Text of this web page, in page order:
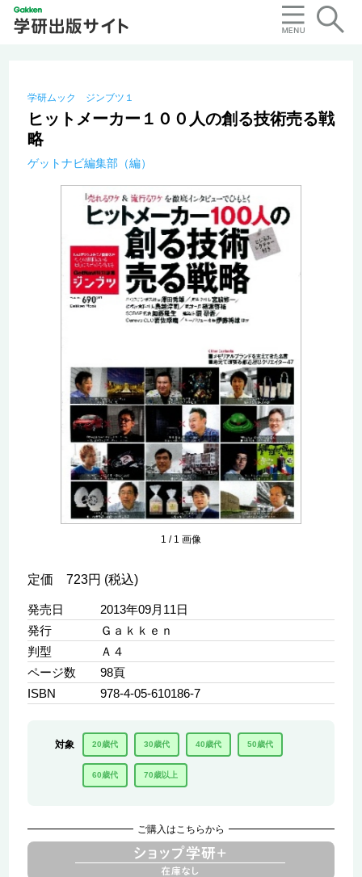
学研ムック ジンブツ１
ヒットメーカー１００人の創る技術売る戦
略
ゲットナビ編集部（編）
1 / 1 画像
定価 723円 (税込)
発売日
2013年09月11日
発行
Ｇａｋｋｅｎ
判型
Ａ４
ページ数
98頁
ISBN
978-4-05-610186-7
対象 20歳代 30歳代 40歳代 50歳代
60歳代 70歳以上
ご購入はこちらから